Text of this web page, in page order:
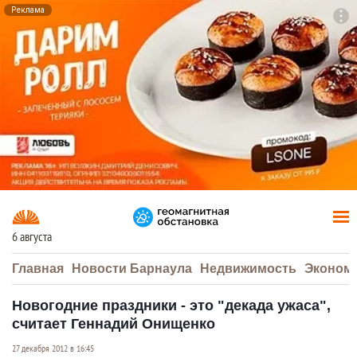
Реклама
6 августа
Главная Новости Барнаула Недвижимость
Новогодние праздники - это "декада ужаса",
считает Геннадий Онищенко
27 декабря 2012 в 16:45